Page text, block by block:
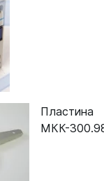
Пластина
МКК-